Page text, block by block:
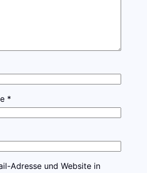
*
Adresse und Website in